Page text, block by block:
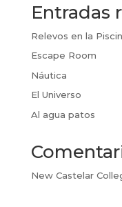
Entradas
Relevos en la
Escape Room
Náutica
El Universo
Al agua patos
New Castelar